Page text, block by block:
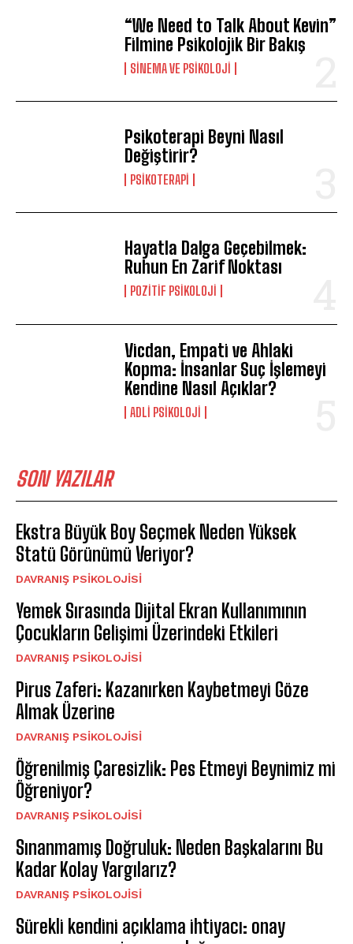
“We Need to Talk About Kevin”
Filmine Psikolojik Bir Bakış
SINEMA VE PSIKOLOJI
Psikoterapi Beyni Nasıl
Değiştirir?
PSIKOTERAPI
Hayatla Dalga Geçebilmek:
Ruhun En Zarif Noktası
POZITIF PSIKOLOJI
Vicdan, Empati ve Ahlaki
Kopma: İnsanlar Suç İşlemeyi
Kendine Nasıl Açıklar?
ADLI PSIKOLOJI
SON YAZILAR
Ekstra Büyük Boy Seçmek Neden Yüksek
Statü Görünümü Veriyor?
DAVRANIŞ PSIKOLOJISI
Yemek Sırasında Dijital Ekran Kullanımının
Çocukların Gelişimi Üzerindeki Etkileri
DAVRANIŞ PSIKOLOJISI
Pirus Zaferi: Kazanırken Kaybetmeyi Göze
Almak Üzerine
DAVRANIŞ PSIKOLOJISI
Öğrenilmiş Çaresizlik: Pes Etmeyi Beynimiz mi
Öğreniyor?
DAVRANIŞ PSIKOLOJISI
Sınanmamış Doğruluk: Neden Başkalarını Bu
Kadar Kolay Yargılarız?
DAVRANIŞ PSIKOLOJISI
Sürekli kendini açıklama ihtiyacı: onay